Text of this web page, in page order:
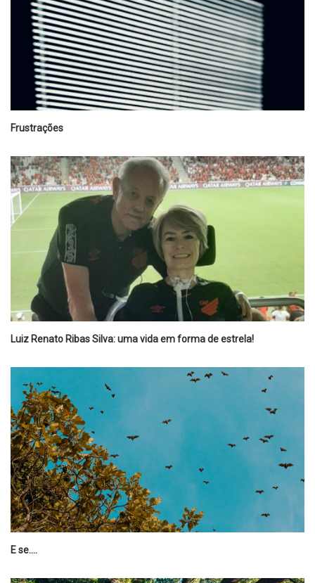
Frustrações
Luiz Renato Ribas Silva: uma vida em forma de estrela!
E se....